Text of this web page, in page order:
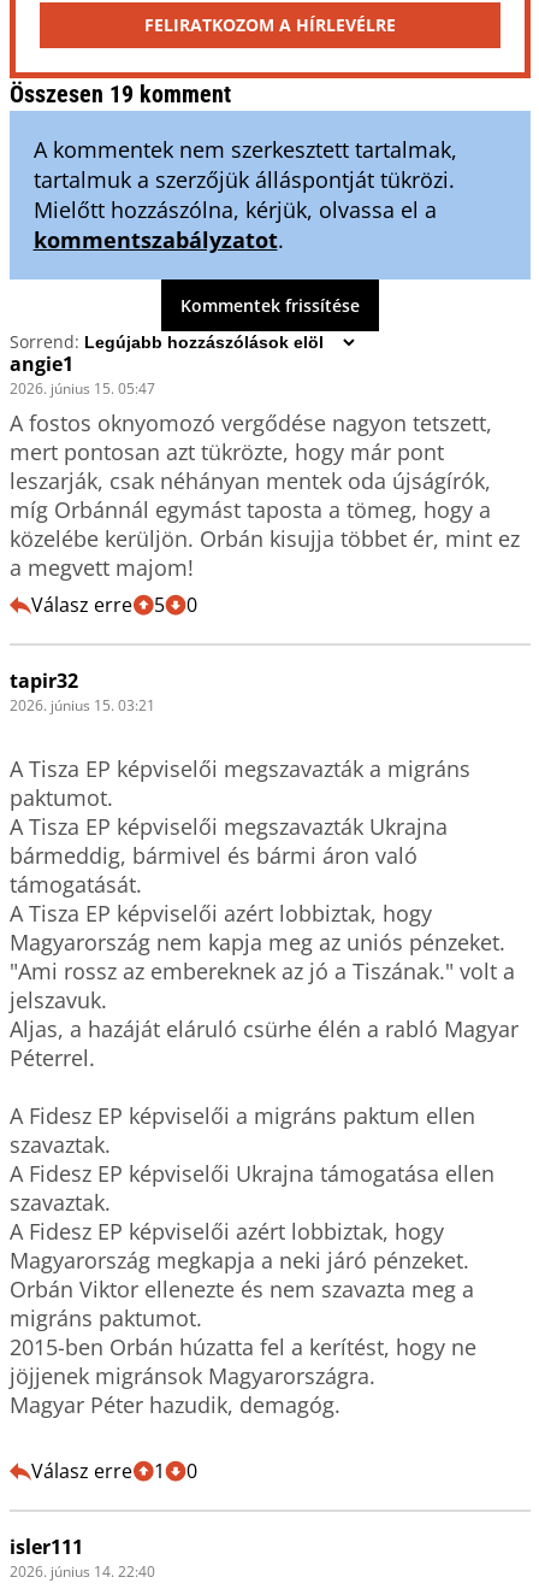
FELIRATKOZOM A HÍRLEVÉLRE
Összesen 19 komment
A kommentek nem szerkesztett tartalmak,
tartalmuk a szerzőjük álláspontját tükrözi.
Mielőtt hozzászólna, kérjük, olvassa el a
kommentszabályzatot.
Kommentek frissítése
Sorrend:
angie1
2026. június 15. 05:47
A fostos oknyomozó vergődése nagyon tetszett,
mert pontosan azt tükrözte, hogy már pont
leszarják, csak néhányan mentek oda újságírók,
míg Orbánnál egymást taposta a tömeg, hogy a
közelébe kerüljön. Orbán kisujja többet ér, mint ez
a megvett majom!
Válasz erre 5 0
tapir32
2026. június 15. 03:21
A Tisza EP képviselői megszavazták a migráns
paktumot.
A Tisza EP képviselői megszavazták Ukrajna
bármeddig, bármivel és bármi áron való
támogatását.
A Tisza EP képviselői azért lobbiztak, hogy
Magyarország nem kapja meg az uniós pénzeket.
"Ami rossz az embereknek az jó a Tiszának." volt a
jelszavuk.
Aljas, a hazáját eláruló csürhe élén a rabló Magyar
Péterrel.
A Fidesz EP képviselői a migráns paktum ellen
szavaztak.
A Fidesz EP képviselői Ukrajna támogatása ellen
szavaztak.
A Fidesz EP képviselői azért lobbiztak, hogy
Magyarország megkapja a neki járó pénzeket.
Orbán Viktor ellenezte és nem szavazta meg a
migráns paktumot.
2015-ben Orbán húzatta fel a kerítést, hogy ne
jöjjenek migránsok Magyarországra.
Magyar Péter hazudik, demagóg.
Válasz erre 1 0
isler111
2026. június 14. 22:40